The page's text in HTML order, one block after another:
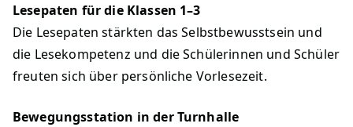
Lesepaten für die Klassen 1–3
Die Lesepaten stärkten das Selbstbewusstsein und
die Lesekompetenz und die Schülerinnen und Schüler
freuten sich über persönliche Vorlesezeit.
Bewegungsstation in der Turnhalle